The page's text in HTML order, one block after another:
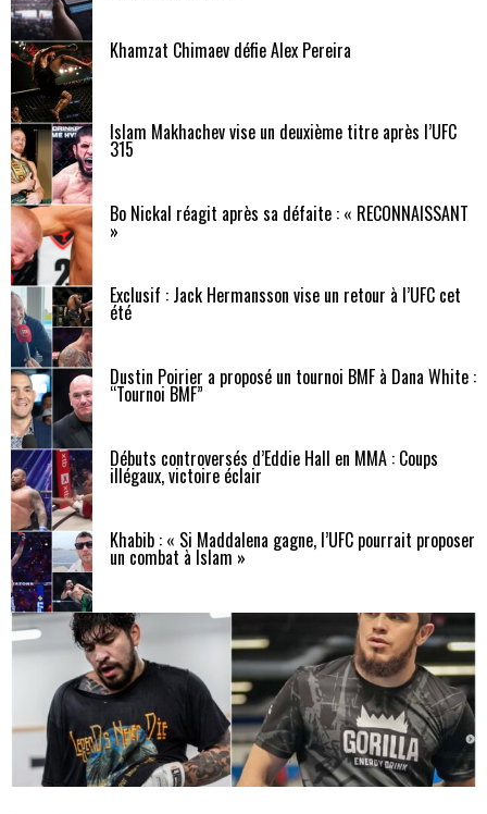
Khamzat Chimaev défie Alex Pereira
Islam Makhachev vise un deuxième titre après l’UFC
315
Bo Nickal réagit après sa défaite : « RECONNAISSANT
»
Exclusif : Jack Hermansson vise un retour à l’UFC cet
été
Dustin Poirier a proposé un tournoi BMF à Dana White :
“Tournoi BMF”
Débuts controversés d’Eddie Hall en MMA : Coups
illégaux, victoire éclair
Khabib : « Si Maddalena gagne, l’UFC pourrait proposer
un combat à Islam »